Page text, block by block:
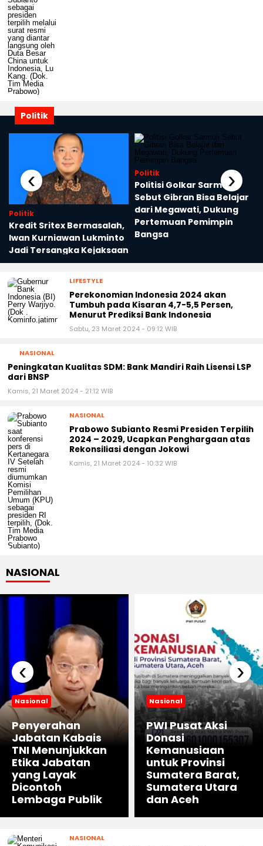
Politik
Politik
Kredit Sritex Bermasalah,
Iwan Kurniawan Lukminto
Jadi Tersangka Kejaksaan
Politik
Politisi Golkar Sarmuji
Sebut Gibran Bisa Belajar
dari Megawati, Dukung
Pertemuan Pemimpin
Bangsa
‹ ›
LIFESTYLE
Perekonomian Indonesia 2024 akan
Tumbuh pada Kisaran 4,7-5,5 Persen,
Menurut Prediksi Bank Indonesia
Sabtu, 23 Maret 2024 - 09:12 WIB
NASIONAL
Peningkatan Kualitas SDM: Bank Mandiri Raih Lisensi LSP
dari BNSP
Kamis, 21 Maret 2024 - 21:12 WIB
NASIONAL
Prabowo Subianto Resmi Presiden Terpilih
2024 – 2029, Ucapkan Penghargaan atas
Rekonsiliasi dengan Jokowi
Kamis, 21 Maret 2024 - 10:32 WIB
NASIONAL
Nasional
Penyerahan
Jabatan Kabais
TNI Menunjukkan
Etika Jabatan
yang Layak
Dicontoh
Lembaga Publik
Nasional
PWI Pusat Aksi
Donasi
Kemanusiaan
untuk Provinsi
Sumatera Barat,
Sumatera Utara
dan Aceh
‹ ›
NASIONAL